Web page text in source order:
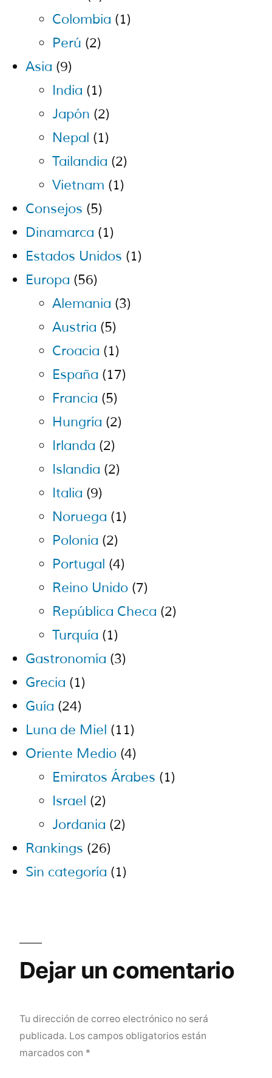
Colombia (1)
Perú (2)
Asia (9)
India (1)
Japón (2)
Nepal (1)
Tailandia (2)
Vietnam (1)
Consejos (5)
Dinamarca (1)
Estados Unidos (1)
Europa (56)
Alemania (3)
Austria (5)
Croacia (1)
España (17)
Francia (5)
Hungría (2)
Irlanda (2)
Islandia (2)
Italia (9)
Noruega (1)
Polonia (2)
Portugal (4)
Reino Unido (7)
República Checa (2)
Turquía (1)
Gastronomía (3)
Grecia (1)
Guía (24)
Luna de Miel (11)
Oriente Medio (4)
Emiratos Árabes (1)
Israel (2)
Jordania (2)
Rankings (26)
Sin categoría (1)
Dejar un comentario
Tu dirección de correo electrónico no será
publicada. Los campos obligatorios están
marcados con *